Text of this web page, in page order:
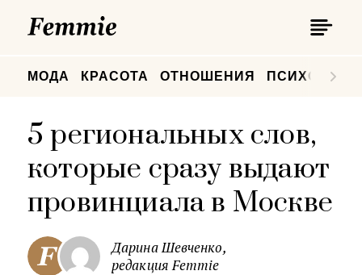
МОДА КРАСОТА ОТНОШЕНИЯ
5 региональных слов,
которые сразу выдают
провинциала в Москве
Дарина Шевченко,
редакция Femmie